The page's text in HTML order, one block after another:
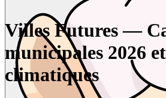
Villes Futures —
municipales 2026
climatiques